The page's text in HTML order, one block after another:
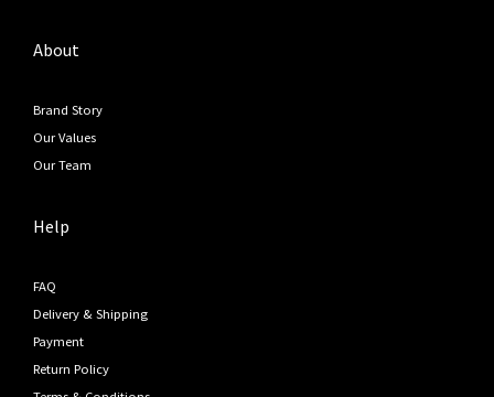
About
Brand Story
Our Values
Our Team
Help
FAQ
Delivery & Shipping
Payment
Return Policy